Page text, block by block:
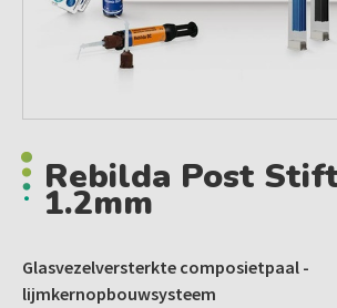
Rebilda Post
1.2mm
Glasvezelversterkte composietpaal -
lijmkernopbouwsysteem